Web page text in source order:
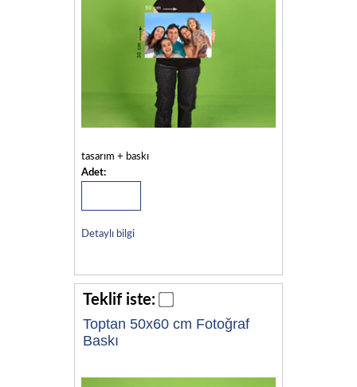
tasarım + baskı
Adet:
Detaylı bilgi
Teklif iste:
Toptan 50x60 cm Fotoğraf
Baskı